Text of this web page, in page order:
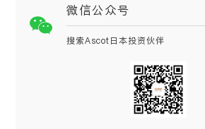
微信公众号
搜索Ascot日本投资伙伴